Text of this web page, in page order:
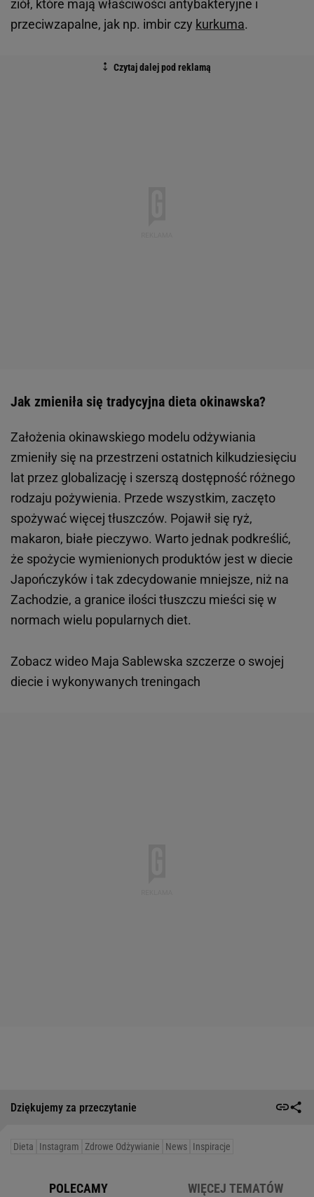
ziół, które mają właściwości antybakteryjne i
przeciwzapalne, jak np. imbir czy kurkuma.
Jak zmieniła się tradycyjna dieta okinawska?
Założenia okinawskiego modelu odżywiania
zmieniły się na przestrzeni ostatnich kilkudziesięciu
lat przez globalizację i szerszą dostępność różnego
rodzaju pożywienia. Przede wszystkim, zaczęto
spożywać więcej tłuszczów. Pojawił się ryż,
makaron, białe pieczywo. Warto jednak podkreślić,
że spożycie wymienionych produktów jest w diecie
Japończyków i tak zdecydowanie mniejsze, niż na
Zachodzie, a granice ilości tłuszczu mieści się w
normach wielu popularnych diet.
Zobacz wideo Maja Sablewska szczerze o swojej
diecie i wykonywanych treningach
Dziękujemy za przeczytanie
Dieta Instagram Zdrowe Odżywianie News Inspiracje
POLECAMY WIĘCEJ TEMATÓW